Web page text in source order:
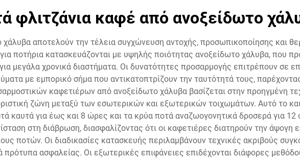
φλιτζάνια καφέ από ανοξείδωτο
αποτελούν την τέλεια συγχώνευση αντοχής, προσωπικοποίησης και
ποτήρια κατασκευάζονται με υψηλής ποιότητας ανοξείδωτο χάλυβα, που
μεγάλα χρονικά διαστήματα. Οι δυνατότητες προσαρμογής επιτρέπουν σε
με εμπορικό σήμα που αντικατοπτρίζουν την ταυτότητά τους,
καφετιέρων από ανοξείδωτο χάλυβα βασίζεται στην προηγμένη
ζώνη μεταξύ των εσωτερικών και εξωτερικών τοιχωμάτων. Αυτό το
καυτά για έως και 8 ώρες και τα κρύα ποτά αναζωογονητικά δροσερά για
στη διάβρωση, διασφαλίζοντας ότι οι καφετιέρες διατηρούν την άψογη
ποτών. Οι διαδικασίες κατασκευής περιλαμβάνουν τεχνικές ακριβούς
ασφαλείας. Οι εξωτερικές επιφάνειες επιδέχονται διάφορες